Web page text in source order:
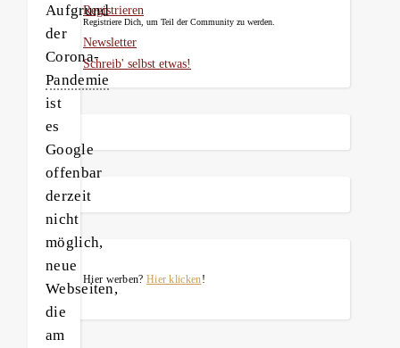
Aufgrund
der
Corona-
Pandemie
ist
es
Google
offenbar
derzeit
nicht
möglich,
neue
Webseiten,
die
am
Registrieren
Registriere Dich, um Teil der Community zu werden.
Newsletter
Schreib' selbst etwas!
Hier werben? Hier klicken!